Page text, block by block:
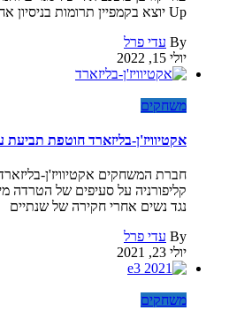
Up יוצא בקמפיין תרומות בניסיון אחרון להצילו מפני סגירה
By עדי פרל
יולי 15, 2022
משחקים
אקטיוויז'ן-בליזארד חוטפת
חברת המשחקים אקטיוויז'ן-
קליפורניה על סעיפים של הטרדה
נגד נשים אחרי חקירה של שנתיים
By עדי פרל
יולי 23, 2021
משחקים